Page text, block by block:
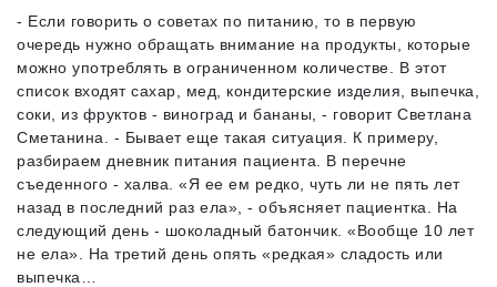
- Если говорить о советах по питанию, то в первую
очередь нужно обращать внимание на продукты, которые
можно употреблять в ограниченном количестве. В этот
список входят сахар, мед, кондитерские изделия, выпечка,
соки, из фруктов - виноград и бананы, - говорит Светлана
Сметанина. - Бывает еще такая ситуация. К примеру,
разбираем дневник питания пациента. В перечне
съеденного - халва. «Я ее ем редко, чуть ли не пять лет
назад в последний раз ела», - объясняет пациентка. На
следующий день - шоколадный батончик. «Вообще 10 лет
не ела». На третий день опять «редкая» сладость или
выпечка…